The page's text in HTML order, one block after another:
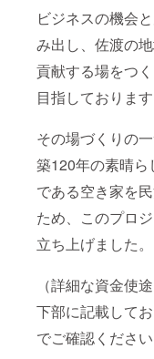
ビジネスの機会
み出し、佐渡の
貢献する場をつ
目指しております
その場づくりの
築120年の素晴ら
である空き家を
ため、このプロ
立ち上げました。
（詳細な資金使
下部に記載して
でご確認ください